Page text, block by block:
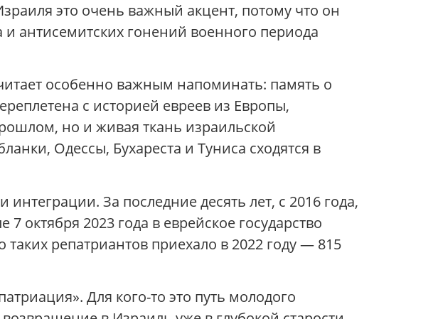
это очень важный акцент, потому что он
антисемитских гонений военного периода
особенно важным напоминать: память о
с историей евреев из Европы,
но и живая ткань израильской
Одессы, Бухареста и Туниса сходятся в
За последние десять лет, с 2016 года,
октября 2023 года в еврейское государство
репатриантов приехало в 2022 году — 815
Для кого-то это путь молодого